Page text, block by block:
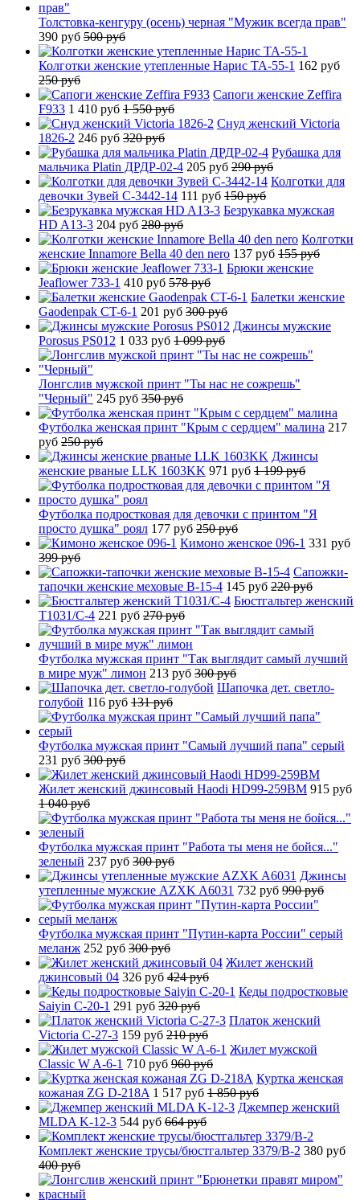
Толстовка-кенгуру (осень) черная "Мужик всегда прав"
390 руб 500 руб
Колготки женские утепленные Нарис TA-55-1 162 руб
250 руб
Сапоги женские Zeffira
F933 1 410 руб 1 550 руб
Снуд женский Victoria
1826-2 246 руб 320 руб
Рубашка для
мальчика Platin ДРДР-02-4 205 руб 290 руб
Колготки для
девочки Зувей C-3442-14 111 руб 150 руб
Безрукавка мужская
HD A13-3 204 руб 280 руб
Колготки
женские Innamore Bella 40 den nero 137 руб 155 руб
Брюки женские
Jeaflower 733-1 410 руб 578 руб
Балетки женские
Gaodenpak CT-6-1 201 руб 300 руб
Джинсы мужские
Porosus PS012 1 033 руб 1 099 руб
Лонгслив мужской принт "Ты нас не сожрешь"
"Черный" 245 руб 350 руб
Футболка женская принт "Крым с сердцем" малина 217
руб 250 руб
Джинсы
женские рваные LLK 1603KK 971 руб 1 199 руб
Футболка подростковая для девочки с принтом "Я
просто душка" роял 177 руб 250 руб
Кимоно женское 096-1 331 руб
399 руб
Сапожки-
тапочки женские меховые B-15-4 145 руб 220 руб
Бюстгальтер женский
T1031/C-4 221 руб 270 руб
Футболка мужская принт "Так выглядит самый лучший
в мире муж" лимон 213 руб 300 руб
Шапочка дет. светло-
голубой 116 руб 131 руб
Футболка мужская принт "Самый лучший папа" серый
231 руб 300 руб
Жилет женский джинсовый Haodi HD99-259BM 915 руб
1 040 руб
Футболка мужская принт "Работа ты меня не бойся..."
зеленый 237 руб 300 руб
Джинсы
утепленные мужские AZXK A6031 732 руб 990 руб
Футболка мужская принт "Путин-карта России" серый
меланж 252 руб 300 руб
Жилет женский
джинсовый 04 326 руб 424 руб
Кеды подростковые
Saiyin C-20-1 291 руб 320 руб
Платок женский
Victoria C-27-3 159 руб 210 руб
Жилет мужской
Classic W A-6-1 710 руб 960 руб
Куртка женская
кожаная ZG D-218A 1 517 руб 1 850 руб
Джемпер женский
MLDA K-12-3 544 руб 664 руб
Комплект женские трусы/бюстгальтер 3379/B-2 380 руб
400 руб